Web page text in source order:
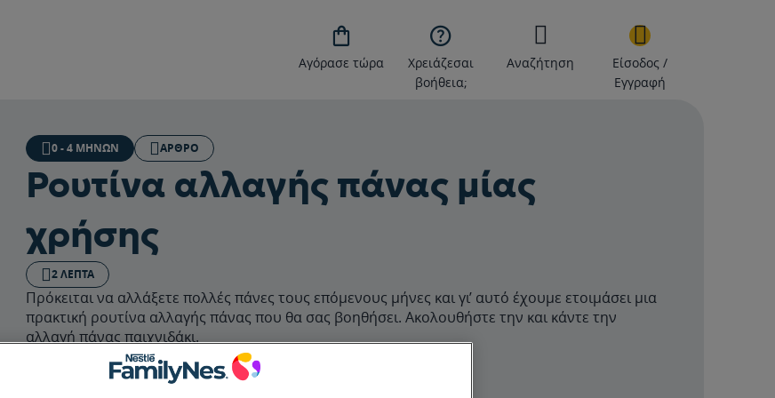

Αγόρασε τώρα

Χρειάζεσαι
βοήθεια;
Αναζήτηση
Είσοδος /
Εγγραφή
0 - 4 ΜΗΝΏΝ ΆΡΘΡΟ
Ρουτίνα αλλαγής πάνας μίας
χρήσης
2 ΛΕΠΤΆ
Πρόκειται να αλλάξετε πολλές πάνες τους επόμενους μήνες και γι’ αυτό έχουμε ετοιμάσει μια
πρακτική ρουτίνα αλλαγής πάνας που θα σας βοηθήσει. Ακολουθήστε την και κάντε την
αλλαγή πάνας παιχνιδάκι.